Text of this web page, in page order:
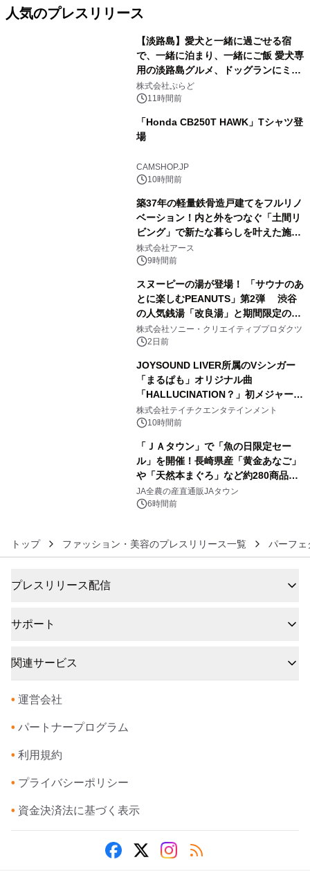
人気のプレスリリース
【淡路島】愛犬と一緒に過ごせる宿
で、一緒に泊まり、一緒にご飯 愛犬専
用の淡路島グルメ、ドッグランにミニ
プール グランピングとトレーラーハウ
スの2施設で
株式会社ぷらど
11時間前
「Honda CB250T HAWK」Tシャツ登
場
CAMSHOP.JP
10時間前
築37年の軽量鉄骨造戸建てをフルリノ
ベーション！内と外をつなぐ「土間リ
ビング」で新たな暮らしを叶えた施工
事例を株式会社アースが公開
株式会社アース
9時間前
スヌーピーの湯が登場！ 「サウナのあ
とに楽しむPEANUTS」第2弾 渋谷
の人気銭湯「改良湯」と期間限定のコ
ラボレーション サウナイキタイコラ
ボグッズも発売決定！
株式会社ソニー・クリエイティブプロダクツ
2日前
JOYSOUND LIVER所属のVシンガー
「まるぱも」オリジナル曲
「HALLUCINATION？」初メジャー配
信リリース決定！
株式会社テイチクエンタテインメント
10時間前
「ＪＡタウン」で「魚の日限定セー
ル」を開催！長崎県産「黄金あなご」
や「天然本まぐろ」など約280商品を
販売！～毎月１０日の定例企画～
JA全農の産直通販JAタウン
6時間前
トップ ファッション・美容のプレスリリース一覧 パーフェ
プレスリリース配信
サポート
関連サービス
• 運営会社
• パートナープログラム
• 利用規約
• プライバシーポリシー
• 資金決済法に基づく表示